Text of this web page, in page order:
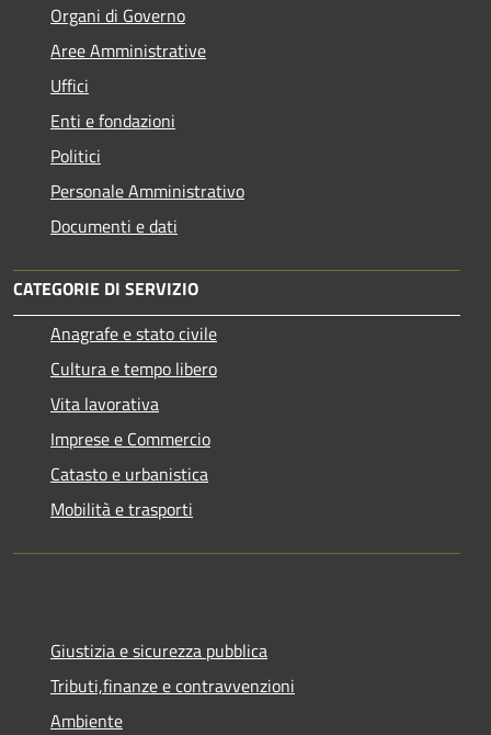
Organi di Governo
Aree Amministrative
Uffici
Enti e fondazioni
Politici
Personale Amministrativo
Documenti e dati
CATEGORIE DI SERVIZIO
Anagrafe e stato civile
Cultura e tempo libero
Vita lavorativa
Imprese e Commercio
Catasto e urbanistica
Mobilità e trasporti
Giustizia e sicurezza pubblica
Tributi,finanze e contravvenzioni
Ambiente